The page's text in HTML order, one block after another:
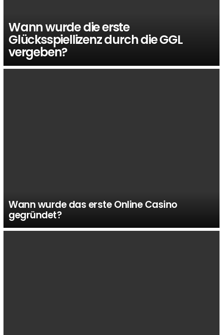
Wann wurde die erste
Glücksspiellizenz durch die GGL
vergeben?
Wann wurde das erste Online Casino
gegründet?